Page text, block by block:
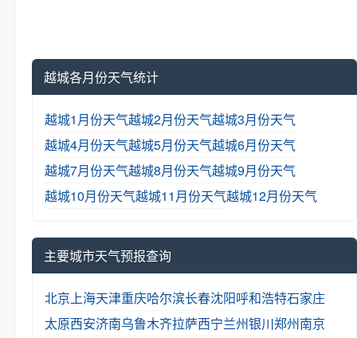
越城各月份天气统计
越城1月份天气越城2月份天气越城3月份天气
越城4月份天气越城5月份天气越城6月份天气
越城7月份天气越城8月份天气越城9月份天气
越城10月份天气越城11月份天气越城12月份天气
主要城市天气预报查询
北京 上海天津重庆哈尔滨长春沈阳呼和浩特石家庄
太原西安济南乌鲁木齐拉萨西宁兰州银川郑州南京